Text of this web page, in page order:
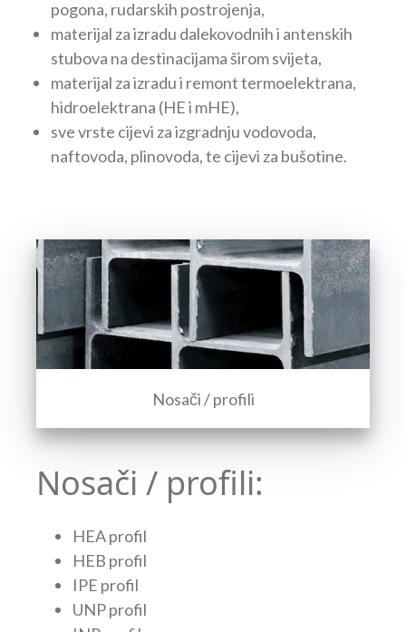
pogona, rudarskih postrojenja,
materijal za izradu dalekovodnih i antenskih
stubova na destinacijama širom svijeta,
materijal za izradu i remont termoelektrana,
hidroelektrana (HE i mHE),
sve vrste cijevi za izgradnju vodovoda,
naftovoda, plinovoda, te cijevi za bušotine.
Nosači / profili
Nosači / profili:
HEA profil
HEB profil
IPE profil
UNP profil